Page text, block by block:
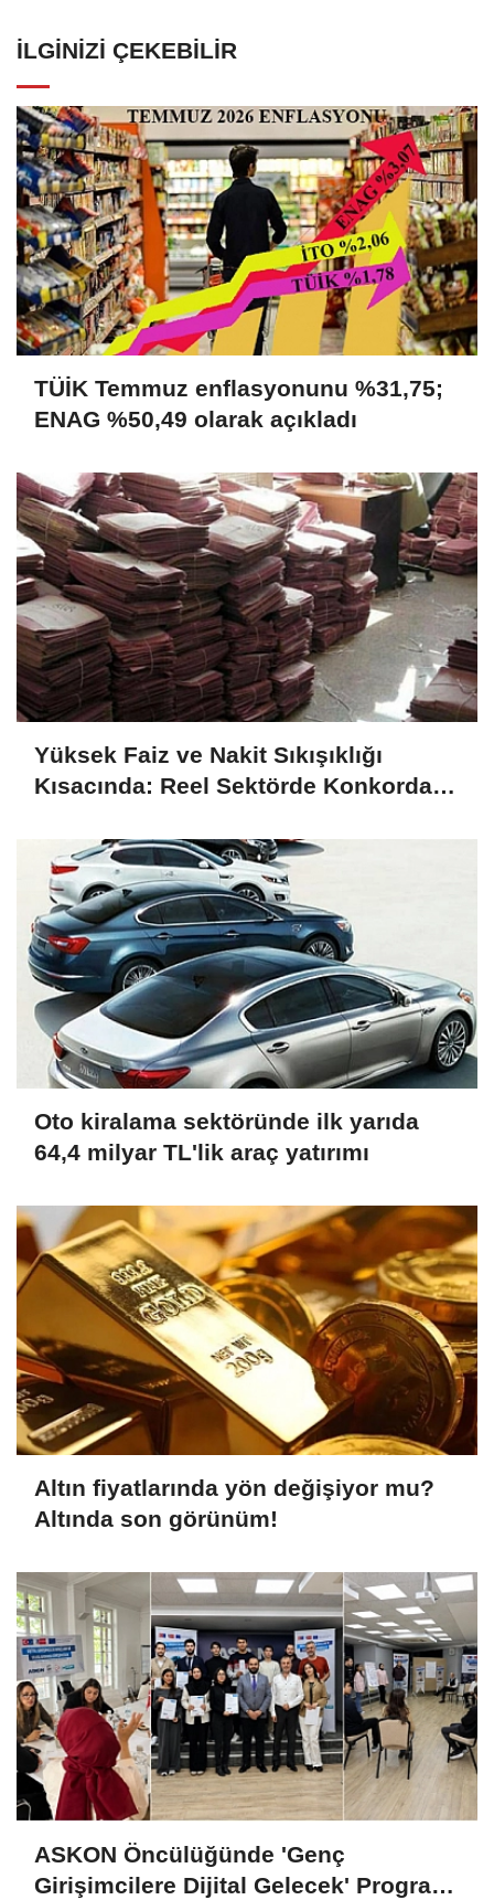
İLGINIZI ÇEKEBILIR
TÜİK Temmuz enflasyonunu %31,75;
ENAG %50,49 olarak açıkladı
Yüksek Faiz ve Nakit Sıkışıklığı
Kısacında: Reel Sektörde Konkordato
Oto kiralama sektöründe ilk yarıda
64,4 milyar TL'lik araç yatırımı
Altın fiyatlarında yön değişiyor mu?
Altında son görünüm!
ASKON Öncülüğünde 'Genç
Girişimcilere Dijital Gelecek' Programı